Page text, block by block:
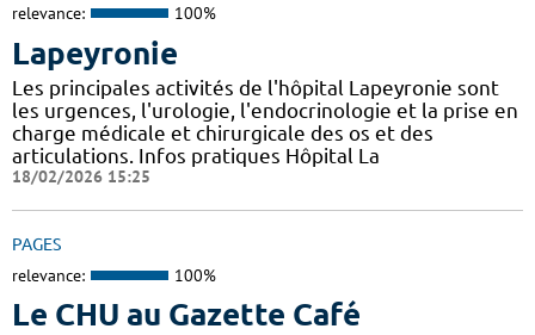
relevance: 100%
Lapeyronie
Les principales activités de l'hôpital Lapeyronie sont
les urgences, l'urologie, l'endocrinologie et la prise en
charge médicale et chirurgicale des os et des
articulations. Infos pratiques Hôpital La
18/02/2026 15:25
PAGES
relevance: 100%
Le CHU au Gazette Café